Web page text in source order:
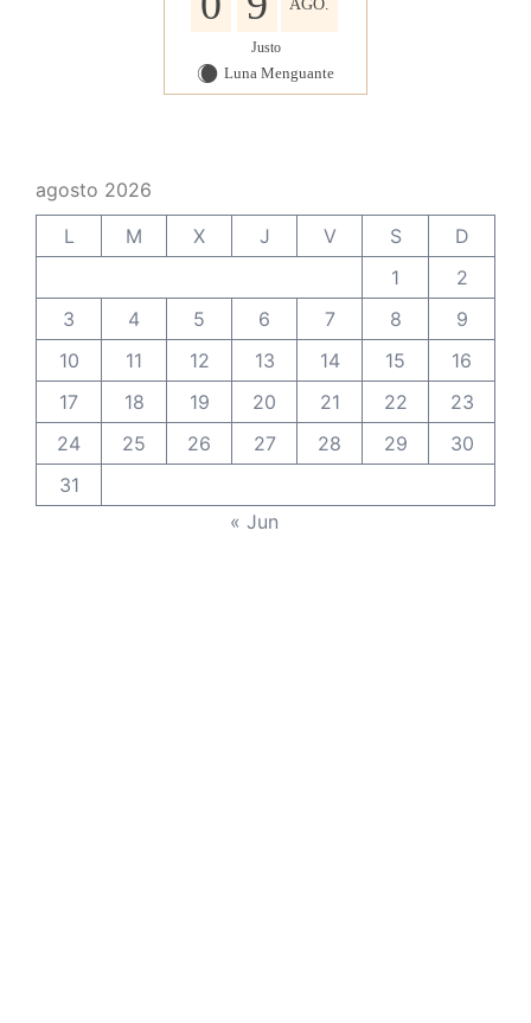
AGO.
Justo
X Luna Menguante
agosto 2026
L
M X J V S
D
1
2
3
4 5 6 7 8
9
10
11 12 13 14 15
16
17
18 19 20 21 22
23
24
25 26 27 28 29
30
31
« Jun